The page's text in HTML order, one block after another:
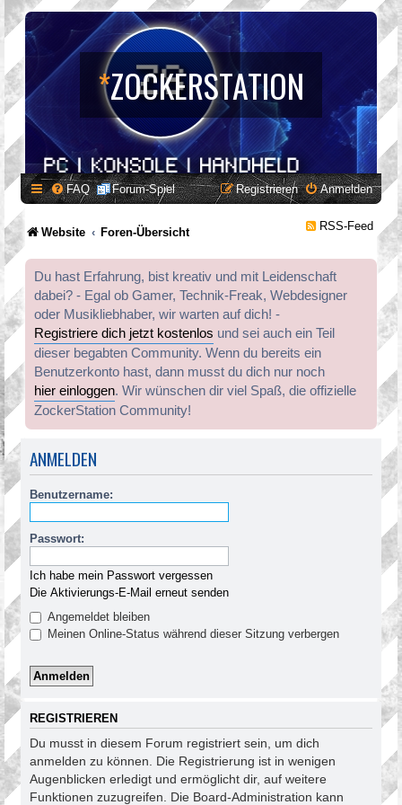
*ZOCKERSTATION
FAQ Forum-Spiel Anmelden
Registrieren
Website Foren-Übersicht RSS-Feed
Du hast Erfahrung, bist kreativ und mit Leidenschaft
dabei? - Egal ob Gamer, Technik-Freak, Webdesigner
oder Musikliebhaber, wir warten auf dich! -
Registriere dich jetzt kostenlos und sei auch ein Teil
dieser begabten Community. Wenn du bereits ein
Benutzerkonto hast, dann musst du dich nur noch
hier einloggen. Wir wünschen dir viel Spaß, die offizielle
ZockerStation Community!
ANMELDEN
Benutzername:
Passwort:
Ich habe mein Passwort vergessen
Die Aktivierungs-E-Mail erneut senden
Angemeldet bleiben
Meinen Online-Status während dieser Sitzung verbergen
REGISTRIEREN
Du musst in diesem Forum registriert sein, um dich
anmelden zu können. Die Registrierung ist in wenigen
Augenblicken erledigt und ermöglicht dir, auf weitere
Funktionen zuzugreifen. Die Board-Administration kann